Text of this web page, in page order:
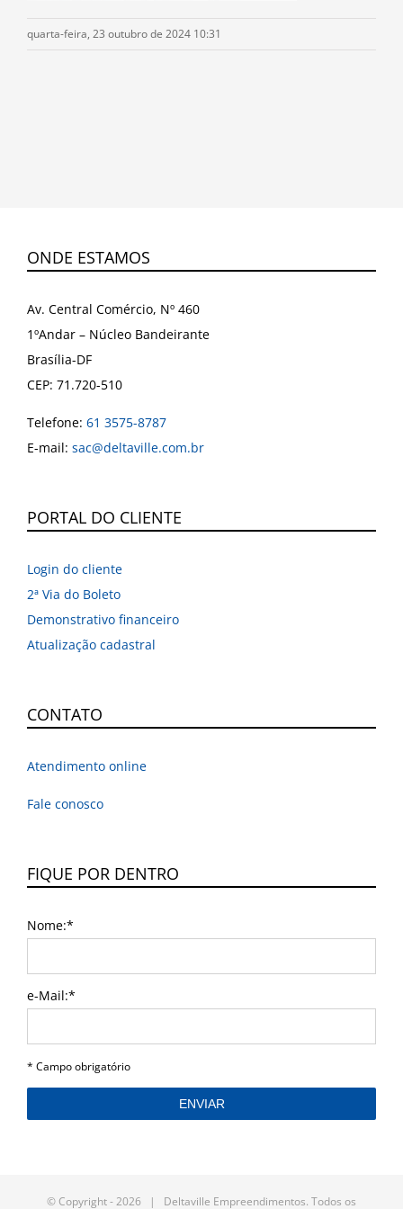
quarta-feira, 23 outubro de 2024 10:31
ONDE ESTAMOS
Av. Central Comércio, Nº 460
1ºAndar – Núcleo Bandeirante
Brasília-DF
CEP: 71.720-510
Telefone: 61 3575-8787
E-mail: sac@deltaville.com.br
PORTAL DO CLIENTE
Login do cliente
2ª Via do Boleto
Demonstrativo financeiro
Atualização cadastral
CONTATO
Atendimento online
Fale conosco
FIQUE POR DENTRO
Nome:*
e-Mail:*
* Campo obrigatório
© Copyright -2026 | Deltaville Empreendimentos. Todos os